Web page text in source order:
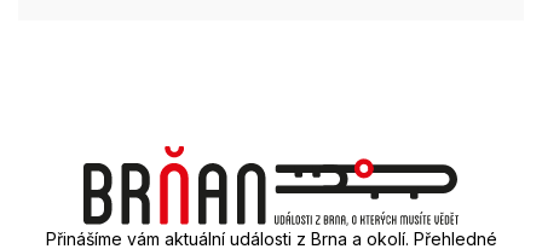
Přinášíme vám aktuální události z Brna a okolí. Přehledné